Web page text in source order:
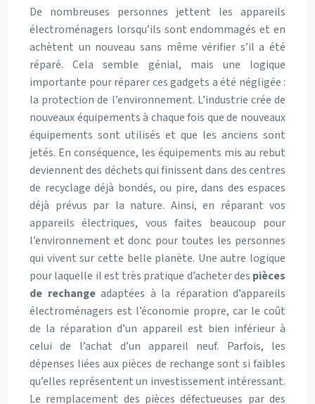
De nombreuses personnes jettent les appareils
électroménagers lorsqu’ils sont endommagés et en
achètent un nouveau sans même vérifier s’il a été
réparé. Cela semble génial, mais une logique
importante pour réparer ces gadgets a été négligée :
la protection de l’environnement. L’industrie crée de
nouveaux équipements à chaque fois que de nouveaux
équipements sont utilisés et que les anciens sont
jetés. En conséquence, les équipements mis au rebut
deviennent des déchets qui finissent dans des centres
de recyclage déjà bondés, ou pire, dans des espaces
déjà prévus par la nature. Ainsi, en réparant vos
appareils électriques, vous faites beaucoup pour
l’environnement et donc pour toutes les personnes
qui vivent sur cette belle planète. Une autre logique
pour laquelle il est très pratique d’acheter des pièces
de rechangeadaptées à la réparation d’appareils
électroménagers est l’économie propre, car le coût
de la réparation d’un appareil est bien inférieur à
celui de l’achat d’un appareil neuf. Parfois, les
dépenses liées aux pièces de rechange sont si faibles
qu’elles représentent un investissement intéressant.
Le remplacement des pièces défectueuses par des